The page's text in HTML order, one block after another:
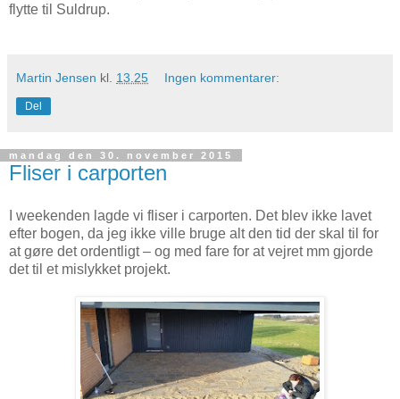
flytte til Suldrup.
Martin Jensen kl. 13.25 Ingen kommentarer:
Del
mandag den 30. november 2015
Fliser i carporten
I weekenden lagde vi fliser i carporten. Det blev ikke lavet
efter bogen, da jeg ikke ville bruge alt den tid der skal til for
at gøre det ordentligt – og med fare for at vejret mm gjorde
det til et mislykket projekt.